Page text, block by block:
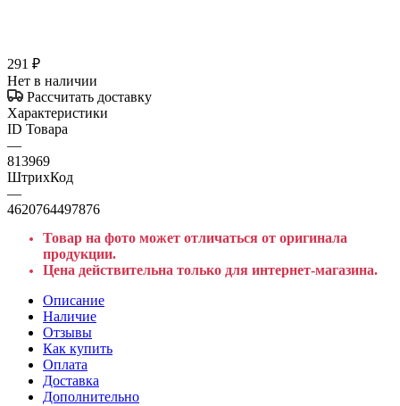
291 ₽
Нет в наличии
Рассчитать доставку
Характеристики
ID Товара
—
813969
ШтрихКод
—
4620764497876
Товар на фото может отличаться от оригинала
продукции.
Цена действительна только для интернет-магазина.
Описание
Наличие
Отзывы
Как купить
Оплата
Доставка
Дополнительно